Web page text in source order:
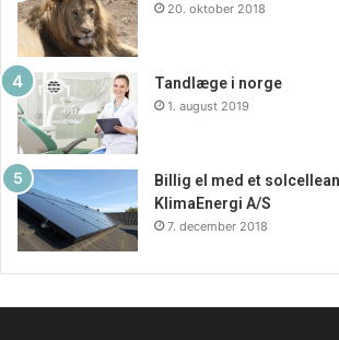
20. oktober 2018
Tandlæge i norge
1. august 2019
Billig el med et
KlimaEnergi A/S
7. december 2018